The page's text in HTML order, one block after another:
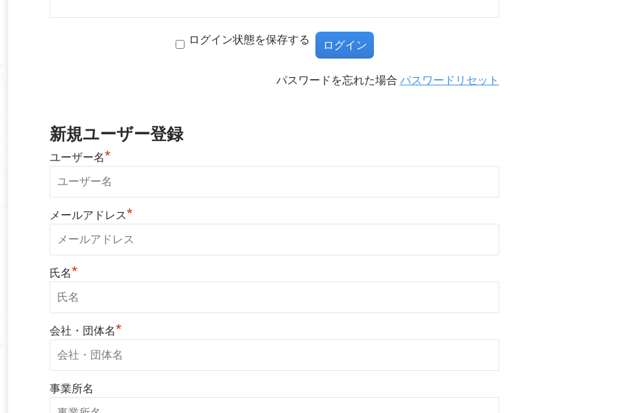
ログイン状態を保存する
パスワードを忘れた場合 パスワードリセット
新規ユーザー登録
ユーザー名*
メールアドレス*
氏名*
会社・団体名*
事業所名